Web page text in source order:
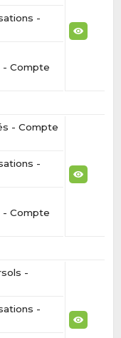
-
- Compte
- Compte
-
- Compte
-
-